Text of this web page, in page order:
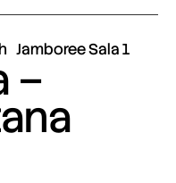
Jamboree Sala 1
–